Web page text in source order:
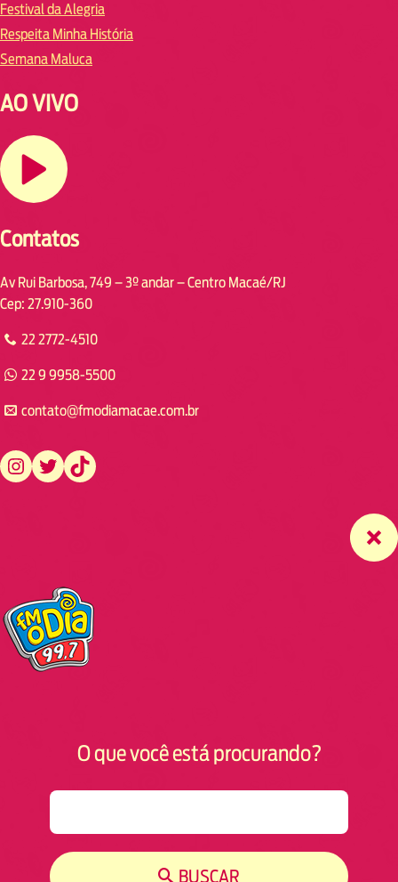
Festival da Alegria
Respeita Minha História
Semana Maluca
AO VIVO
Contatos
Av Rui Barbosa, 749 – 3º andar – Centro Macaé/RJ
Cep: 27.910-360
22 2772-4510
22 9 9958-5500
contato@fmodiamacae.com.br
https://www.instagram.com/fmodia.macae/ https://twitter.com/fmodia.macae/ https://www.tiktok.com/@fmodia.macae
O que você está procurando?
BUSCAR